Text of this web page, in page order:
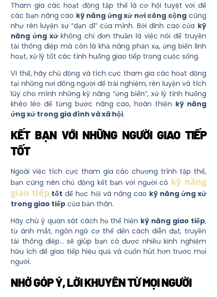
Tham gia các hoạt động tập thể là cơ hội tuyệt vời để
các bạn nâng cao kỹ năng ứng xử nơi công cộng cũng
như rèn luyện sự “dạn dĩ” của mình. Bởi đỉnh cao của kỹ
năng ứng xửkhông chỉ đơn thuần là việc nói để truyền
tải thông điệp mà còn là khả năng phản xạ, ứng biến linh
hoạt, xử lý tốt các tình huống giao tiếp trong cuộc sống.
Vì thế, hãy chủ động và tích cực tham gia các hoạt động
tại những nơi đông người để trải nghiệm, rèn luyện và tích
lũy cho mình những kỹ năng “ứng biến”, xử lý tình huống
khéo léo để từng bước nâng cao, hoàn thiện kỹ năng
ứng xử trong gia đình và xã hội.
KẾT BẠN VỚI NHỮNG NGƯỜI GIAO TIẾP
TỐT
Ngoài việc tích cực tham gia các chương trình tập thể,
bạn cũng nên chủ động kết bạn với người có kỹ năng
giao tiếp tốt để học hỏi và nâng cao kỹ năng ứng xử
trong giao tiếp của bản thân.
Hãy chú ý quan sát cách họ thể hiện kỹ năng giao tiếp,
từ ánh mắt, ngôn ngữ cơ thể đến cách diễn đạt, truyền
tải thông điệp… sẽ giúp bạn có được nhiều kinh nghiệm
hữu ích để giao tiếp hiệu quả và cuốn hút hơn trước mọi
người.
NHỜ GÓP Ý, LỜI KHUYÊN TỪ MỌI NGƯỜI